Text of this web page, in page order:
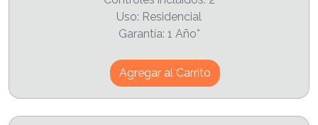
Uso: Residencial
Garantía: 1 Año*
Agregar al Carrito